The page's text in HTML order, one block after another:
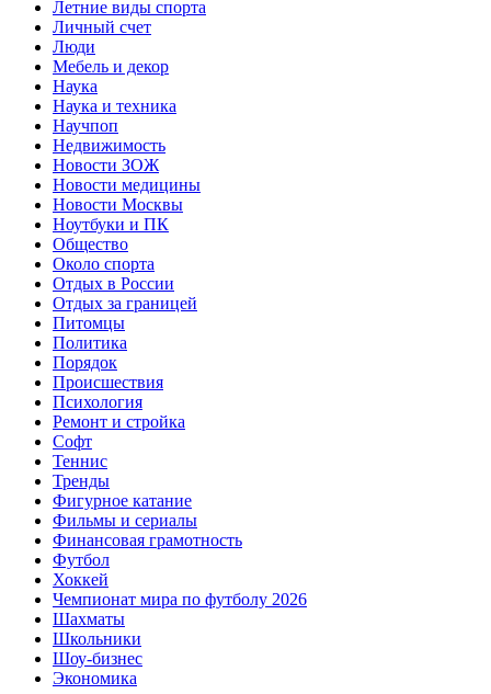
Летние виды спорта
Личный счет
Люди
Мебель и декор
Наука
Наука и техника
Научпоп
Недвижимость
Новости ЗОЖ
Новости медицины
Новости Москвы
Ноутбуки и ПК
Общество
Около спорта
Отдых в России
Отдых за границей
Питомцы
Политика
Порядок
Происшествия
Психология
Ремонт и стройка
Софт
Теннис
Тренды
Фигурное катание
Фильмы и сериалы
Финансовая грамотность
Футбол
Хоккей
Чемпионат мира по футболу 2026
Шахматы
Школьники
Шоу-бизнес
Экономика